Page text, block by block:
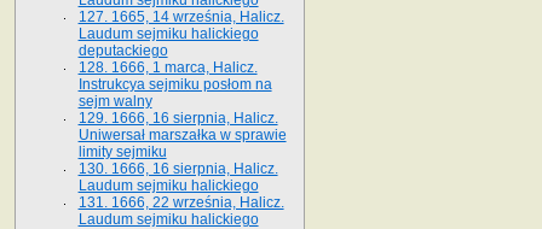
127. 1665, 14 września, Halicz.
Laudum sejmiku halickiego
deputackiego
128. 1666, 1 marca, Halicz.
Instrukcya sejmiku posłom na
sejm walny
129. 1666, 16 sierpnia, Halicz.
Uniwersał marszałka w sprawie
limity sejmiku
130. 1666, 16 sierpnia, Halicz.
Laudum sejmiku halickiego
131. 1666, 22 września, Halicz.
Laudum sejmiku halickiego